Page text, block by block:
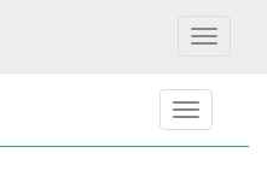
Toggle